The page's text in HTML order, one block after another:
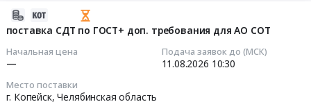
поставка СДТ по ГОСТ+ доп. требования для АО СОТ
Начальная цена
—
Подача заявок до (МСК)
11.08.2026 10:30
Место поставки
г. Копейск,Челябинская область